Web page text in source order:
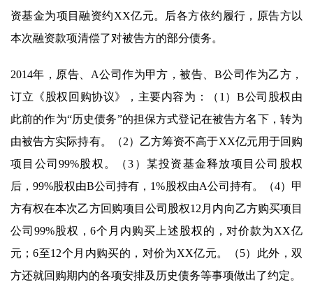
资基金为项目融资约XX亿元。后各方依约履行，原告方以
本次融资款项清偿了对被告方的部分债务。
2014年，原告、A公司作为甲方，被告、B公司作为乙方，
订立《股权回购协议》，主要内容为：（1）B公司股权由
此前的作为“历史债务”的担保方式登记在被告方名下，转为
由被告方实际持有。（2）乙方筹资不高于XX亿元用于回购
项目公司99%股权。（3）某投资基金释放项目公司股权
后，99%股权由B公司持有，1%股权由A公司持有。（4）甲
方有权在本次乙方回购项目公司股权12月内向乙方购买项目
公司99%股权，6个月内购买上述股权的，对价款为XX亿
元；6至12个月内购买的，对价为XX亿元。（5）此外，双
方还就回购期内的各项安排及历史债务等事项做出了约定。